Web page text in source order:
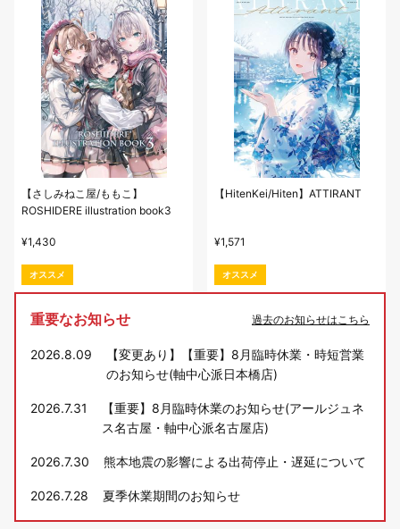
【さしみねこ屋/ももこ】
ROSHIDERE illustration book3
¥1,430
オススメ
【HitenKei/Hiten】ATTIRANT
¥1,571
オススメ
重要なお知らせ 過去のお知らせはこちら
2026.8.09
【変更あり】【重要】8月臨時休業・時短営業
のお知らせ(軸中心派日本橋店)
2026.7.31
【重要】8月臨時休業のお知らせ(アールジュネ
ス名古屋・軸中心派名古屋店)
2026.7.30 熊本地震の影響による出荷停止・遅延について
2026.7.28 夏季休業期間のお知らせ